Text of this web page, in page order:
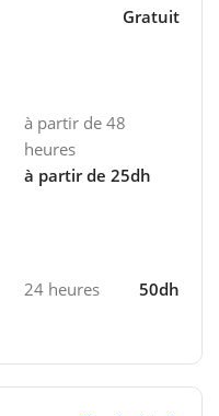
Gratuit
à partir de 48
heures
à partir de 25dh
24 heures 50dh